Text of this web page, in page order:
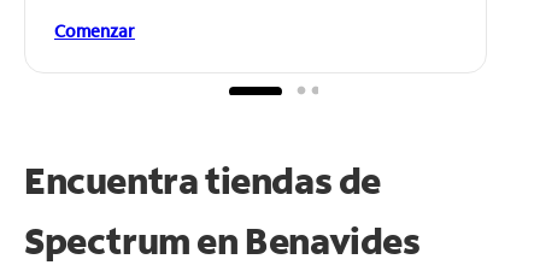
Comenzar
Encuentra tiendas de
Spectrum en Benavides